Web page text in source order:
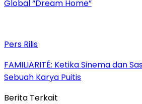
Global “Dream Home”
Pers Rilis
FAMILIARITÉ: Ketika Sinema dan
Sebuah Karya Puitis
Berita Terkait